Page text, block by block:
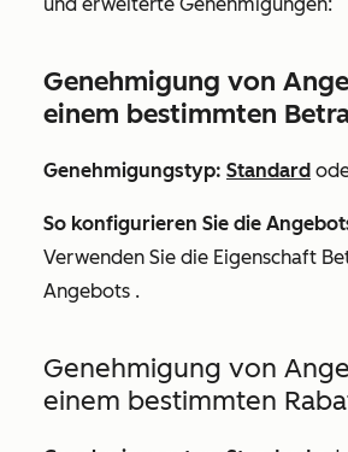
Genehmigung von
einem bestimmten
Genehmigungstyp: Standard
So konfigurieren Sie die
Verwenden Sie die Eigenschaft
Angebots .
Genehmigung von
einem bestimmten